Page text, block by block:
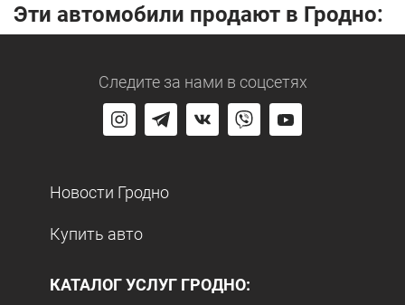
Эти автомобили продают в Гродно:
Следите за нами в соцсетях
Новости Гродно
Купить авто
КАТАЛОГ УСЛУГ ГРОДНО: